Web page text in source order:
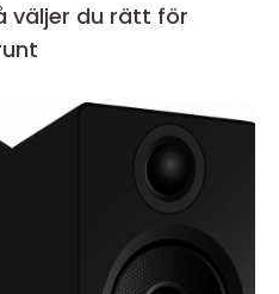
väljer du rätt för